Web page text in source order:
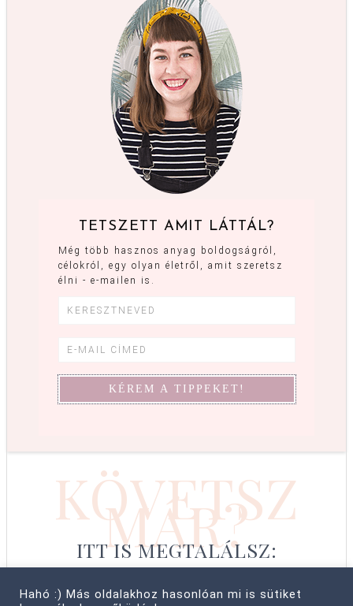
TETSZETT AMIT LÁTTÁL?
Még több hasznos anyag boldogságról,
célokról, egy olyan életről, amit szeretsz
élni - e-mailen is.
KÖVETSZ
MÁR?
ITT IS MEGTALÁLSZ:
Hahó :) Más oldalakhoz hasonlóan mi is sütiket